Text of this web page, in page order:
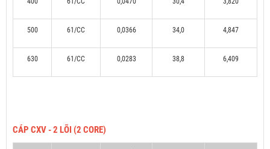
500 61/CC 0,0366 34,0 4,847
630 61/CC 0,0283 38,8 6,409
CÁP CXV - 2 LÕI (2 CORE)